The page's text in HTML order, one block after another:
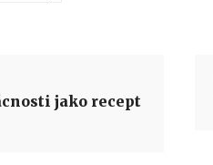
jako recept